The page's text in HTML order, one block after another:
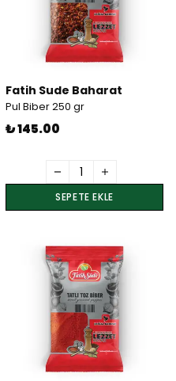
Fatih Sude Baharat
Pul Biber 250 gr
₺ 145.00
SEPETE EKLE